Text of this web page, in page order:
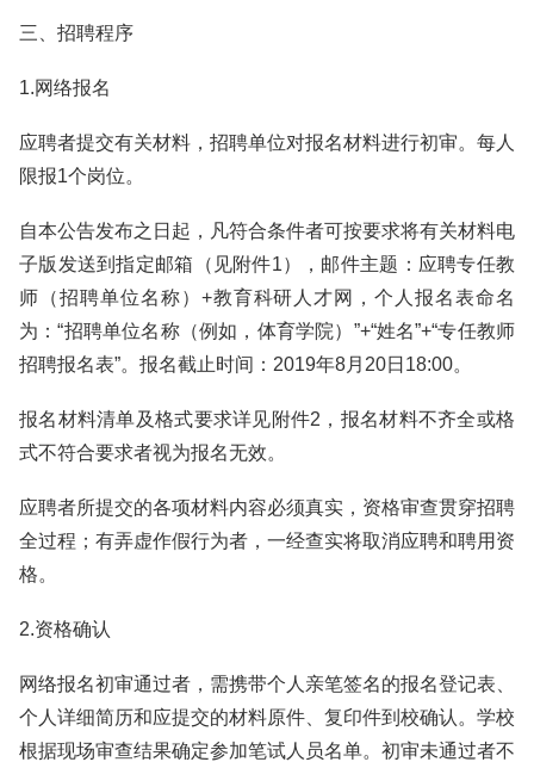
三、招聘程序
1.网络报名
应聘者提交有关材料，招聘单位对报名材料进行初审。每人
限报1个岗位。
自本公告发布之日起，凡符合条件者可按要求将有关材料电
子版发送到指定邮箱（见附件1），邮件主题：应聘专任教
师（招聘单位名称）+教育科研人才网，个人报名表命名
为：“招聘单位名称（例如，体育学院）”+“姓名”+“专任教师
招聘报名表”。报名截止时间：2019年8月20日18:00。
报名材料清单及格式要求详见附件2，报名材料不齐全或格
式不符合要求者视为报名无效。
应聘者所提交的各项材料内容必须真实，资格审查贯穿招聘
全过程；有弄虚作假行为者，一经查实将取消应聘和聘用资
格。
2.资格确认
网络报名初审通过者，需携带个人亲笔签名的报名登记表、
个人详细简历和应提交的材料原件、复印件到校确认。学校
根据现场审查结果确定参加笔试人员名单。初审未通过者不